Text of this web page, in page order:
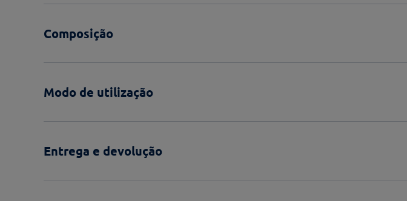
Composição
Modo de utilização
Entrega e devolução